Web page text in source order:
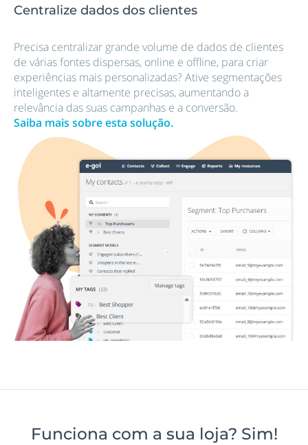
Centralize dados dos clientes
Precisa centralizar grande volume de dados de clientes
de várias fontes dispersas, online e offline, para criar
experiências mais personalizadas? Ative segmentações
inteligentes e altamente precisas, aumentando a
relevância das suas campanhas e a conversão.
Saiba mais sobre esta solução.
Funciona com a sua loja? Sim!